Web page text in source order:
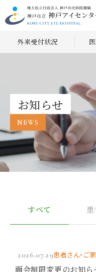
外来受付状況
お知らせ
NEWS
すべて
2026.07.29患者さん・ご
面会制限変更のお知ら